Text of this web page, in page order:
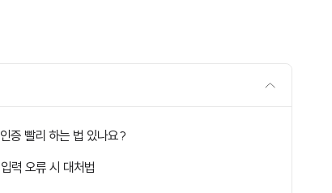
증 빨리 하는 법 있나요?
력 오류 시 대처법